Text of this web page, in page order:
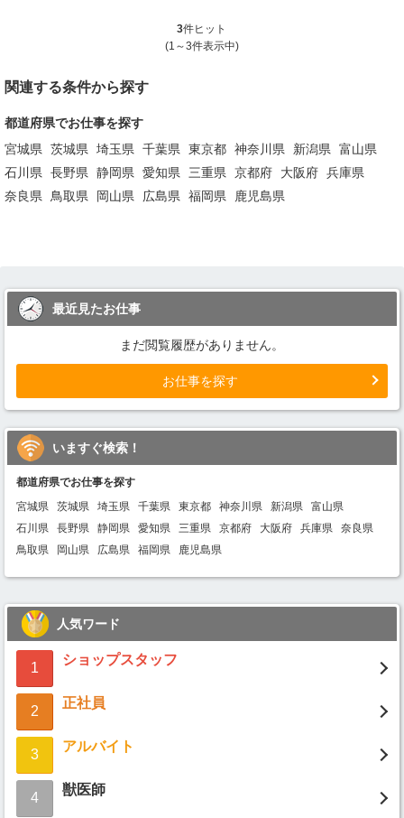
3件ヒット
(1～3件表示中)
関連する条件から探す
都道府県でお仕事を探す
宮城県
茨城県 埼玉県 千葉県 東京都 神奈川県 新潟県
富山県
石川県
長野県 静岡県 愛知県 三重県 京都府 大阪府 兵庫県
奈良県
鳥取県 岡山県 広島県 福岡県 鹿児島県
最近見たお仕事
まだ閲覧履歴がありません。
お仕事を探す
いますぐ検索！
都道府県でお仕事を探す
宮城県
茨城県 埼玉県 千葉県 東京都 神奈川県 新潟県
富山県
石川県
長野県 静岡県 愛知県 三重県 京都府 大阪府 兵庫県
奈良県
鳥取県
岡山県 広島県 福岡県 鹿児島県
人気ワード
1
ショップスタッフ
2
正社員
3
アルバイト
4
獣医師